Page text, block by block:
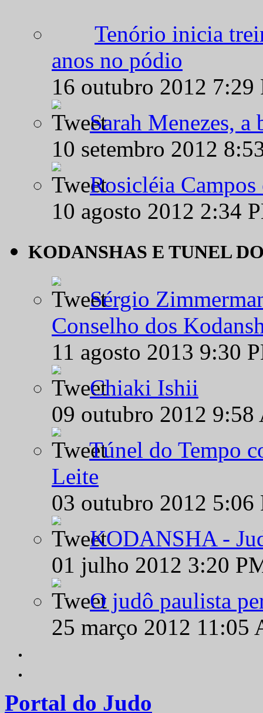
Tenório inicia
anos no pódio
16 outubro 2012
Sarah Menezes,
10 setembro 2012
Rosicléia
10 agosto 2012 2:34
KODANSHAS E TUNEL
Sérgio
Conselho dos
11 agosto 2013 9:30
Chiaki Ishii
09 outubro 2012
Túnel do Tempo
Leite
03 outubro 2012
KODANSHA -
01 julho 2012 3:20
O judô paulista
25 março 2012
Portal do Judo